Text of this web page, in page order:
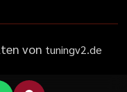
von tuningv2.de